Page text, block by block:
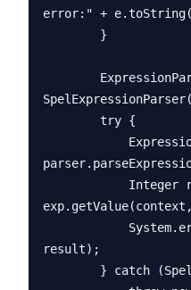
error:" +
result);